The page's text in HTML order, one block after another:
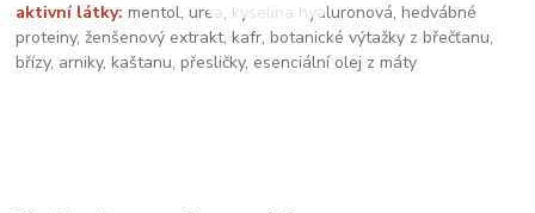
aktivní látky: mentol, urea, kyselina hyaluronová, hedvábné
proteiny, ženšenový extrakt, kafr, botanické výtažky z břečťanu,
břízy, arniky, kaštanu, přesličky, esenciální olej z máty